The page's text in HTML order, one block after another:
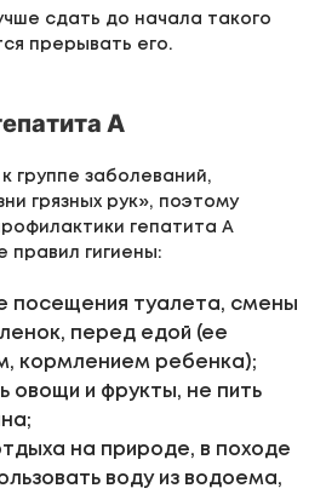
сдать до начала такого
прерывать его.
А
группе заболеваний,
грязных рук», поэтому
гепатита А
правил гигиены:
посещения туалета, смены
перед едой (ее
кормлением ребенка);
овощи и фрукты, не пить
на природе, в походе
воду из водоема,